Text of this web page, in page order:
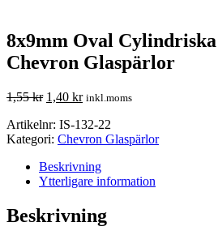
8x9mm Oval
Chevron Glaspärlor
1,55kr 1,40 kr inkl.moms
Artikelnr: IS-132-22
Kategori: Chevron Glaspärlor
Beskrivning
Ytterligare information
Beskrivning